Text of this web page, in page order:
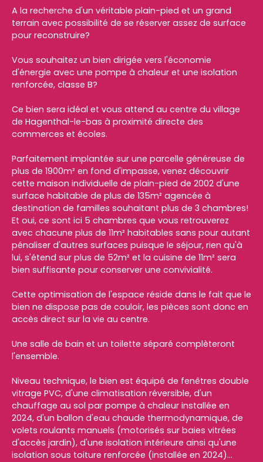
A la recherche d'un véritable plain-pied et un grand
terrain avec possibilité de se réserver assez de surface
pour reconstruire?
Vous souhaitez un bien dirigée vers l'économie
d'énergie avec une pompe à chaleur et une isolation
renforcée, classe B?
Ce bien sera idéal et vous attend au centre du village
de Hagenthal-le-bas à proximité directe des
commerces et écoles.
Parfaitement implantée sur une parcelle généreuse de
plus de 1900m² en fond d'impasse, venez découvrir
cette maison individuelle de plain-pied de 2002 d'une
surface habitable de plus de 135m² agencée à
destination de familles souhaitant plus de 3 chambres!
Et oui, ce sont ici 5 chambres que vous retrouverez
avec chacune plus de 11m² habitables sans pour autant
pénaliser d'autres surfaces puisque le séjour, rien qu'à
lui, s'étend sur plus de 52m² et la cuisine de 11m² sera
bien suffisante pour conserver une convivialité.
Cette optimisation de l'espace réside dans le fait que le
bien ne dispose pas de couloir, les pièces sont donc en
accès direct sur la vie au centre.
Une salle de bain et un toilette séparé complèteront
l'ensemble.
Niveau technique, le bien est équipé de fenêtres double
vitrage PVC, d'une climatisation réversible, d'un
chauffage au sol par pompe à chaleur installée en
2024, d'un ballon d'eau chaude thermodynamique, de
volets roulants manuels (motorisés sur baies vitrées
d'accès jardin), d'une isolation intérieure ainsi qu'une
isolation sous toiture renforcée (installée en 2024)...